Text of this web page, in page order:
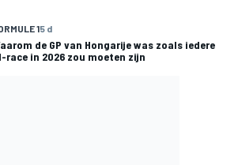
15 d
de GP van Hongarije was zoals iedere
race in 2026 zou moeten zijn